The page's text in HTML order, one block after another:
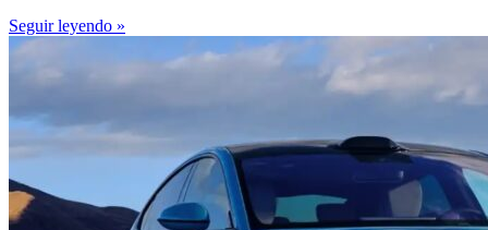
Seguir leyendo »